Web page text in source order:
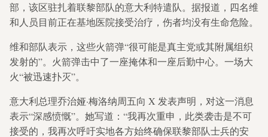
部，该区驻扎着联黎部队的意大利特遣队。据报道，四名维
和人员目前正在基地医院接受治疗，伤者均没有生命危险。
维和部队表示，这些火箭弹“很可能是真主党或其附属组织
发射的”。火箭弹击中了一座掩体和一座后勤中心。一场大
火“被迅速扑灭”。
意大利总理乔治娅·梅洛纳周五向 X 发表声明，对这一消息
表示“深感愤慨”。她写道：“我再次重申，此类袭击是不可
接受的，我再次呼吁实地各方始终确保联黎部队士兵的安